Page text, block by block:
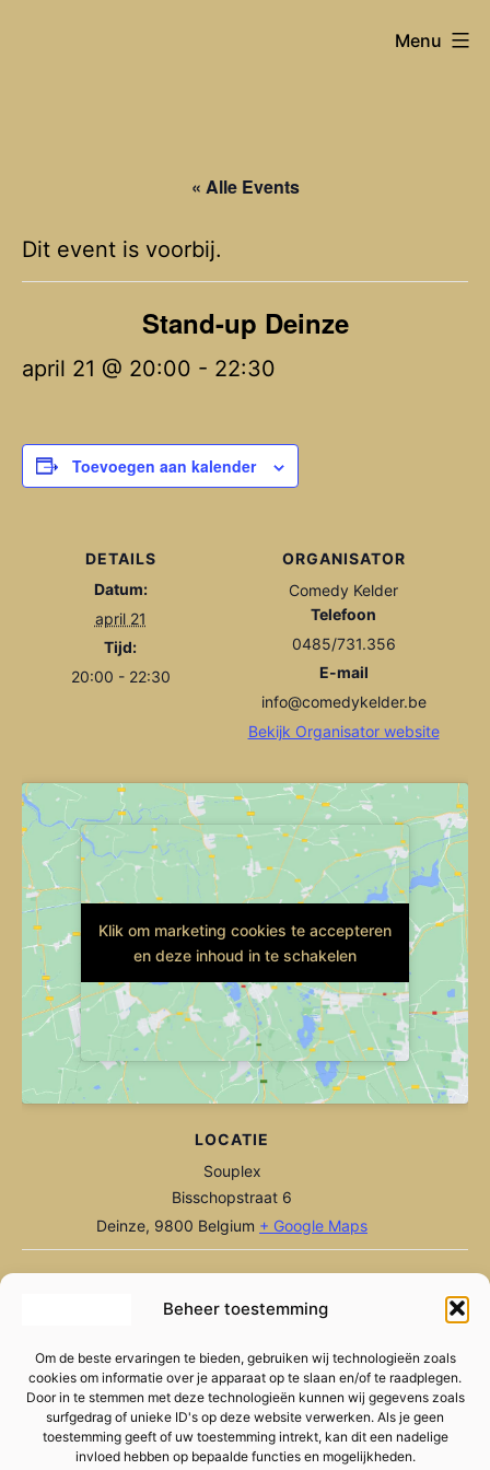
Beheer toestemming
Om de beste ervaringen te bieden, gebruiken wij technologieën zoals
cookies om informatie over je apparaat op te slaan en/of te raadplegen.
Door in te stemmen met deze technologieën kunnen wij gegevens zoals
surfgedrag of unieke ID's op deze website verwerken. Als je geen
toestemming geeft of uw toestemming intrekt, kan dit een nadelige
invloed hebben op bepaalde functies en mogelijkheden.
Menu
« Alle Events
Dit event is voorbij.
Stand-up Deinze
april 21 @ 20:00 - 22:30
Toevoegen aan kalender
DETAILS
Datum:
april 21
Tijd:
20:00 - 22:30
ORGANISATOR
Comedy Kelder
Telefoon
0485/731.356
E-mail
info@comedykelder.be
Bekijk Organisator website
LOCATIE
Souplex
Bisschopstraat 6
Deinze, 9800 Belgium + Google Maps
Klik om marketing cookies te accepteren
en deze inhoud in te schakelen
Klik om marketing cookies te accepteren
en deze inhoud in te schakelen